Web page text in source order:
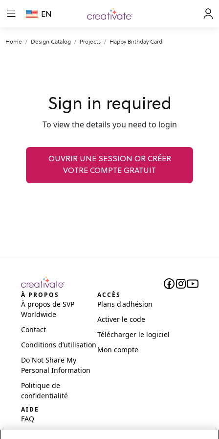
EN
Home Design Catalog Projects Happy Birthday Card
Sign in required
To view the details you need to login
OUVRIR UNE SESSION OR CRÉER
VOTRE COMPTE GRATUIT
À PROPOS
À propos de SVP
Worldwide
Contact
Conditions d’utilisation
Do Not Share My
Personal Information
Politique de
confidentialité
ACCÈS
Plans d'adhésion
Activer le code
Télécharger le logiciel
Mon compte
AIDE
FAQ